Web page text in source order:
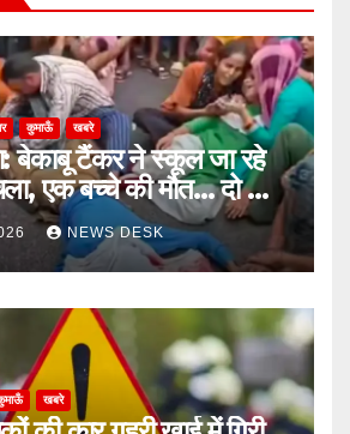
कुमाऊँ खबरे
बेकाबू टैंकर ने स्कूल जा रहे
एक बच्चे की मौत… दो की
NEWS DESK
खबरे